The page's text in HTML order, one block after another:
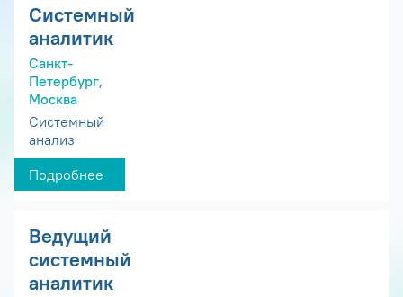
Системный
аналитик
Санкт-
Петербург,
Москва
Системный
анализ
Подробнее
Ведущий
системный
аналитик